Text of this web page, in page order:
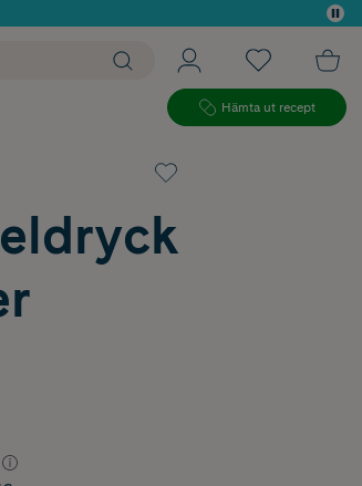
Hämta ut recept